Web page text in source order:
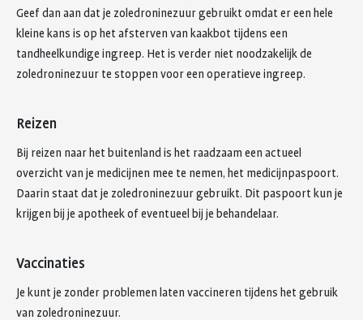
Geef dan aan dat je zoledroninezuur gebruikt omdat er een hele
kleine kans is op het afsterven van kaakbot tijdens een
tandheelkundige ingreep. Het is verder niet noodzakelijk de
zoledroninezuur te stoppen voor een operatieve ingreep.
Reizen
Bij reizen naar het buitenland is het raadzaam een actueel
overzicht van je medicijnen mee te nemen, het medicijnpaspoort.
Daarin staat dat je zoledroninezuur gebruikt. Dit paspoort kun je
krijgen bij je apotheek of eventueel bij je behandelaar.
Vaccinaties
Je kunt je zonder problemen laten vaccineren tijdens het gebruik
van zoledroninezuur.